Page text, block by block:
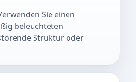
Sie einen
beleuchteten
Struktur oder